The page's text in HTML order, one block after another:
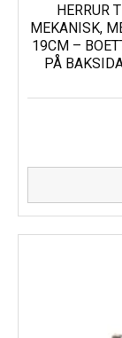
HERRUR
MEKANISK,
19CM –
PÅ